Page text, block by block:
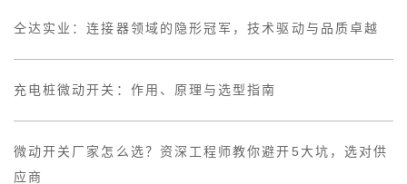
仝达实业：连接器领域的隐形冠军，技术驱动与品质卓越
充电桩微动开关：作用、原理与选型指南
微动开关厂家怎么选？资深工程师教你避开5大坑，选对供
应商